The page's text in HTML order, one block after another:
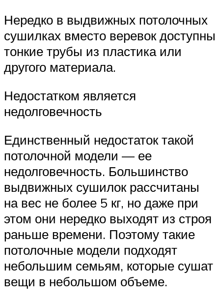
Нередко в выдвижных потолочных
сушилках вместо веревок доступны
тонкие трубы из пластика или
другого материала.
Недостатком является
недолговечность
Единственный недостаток такой
потолочной модели — ее
недолговечность. Большинство
выдвижных сушилок рассчитаны
на вес не более 5 кг, но даже при
этом они нередко выходят из строя
раньше времени. Поэтому такие
потолочные модели подходят
небольшим семьям, которые сушат
вещи в небольшом объеме.